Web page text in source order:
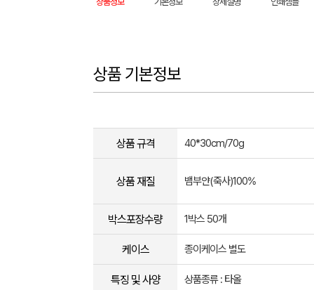
상품 기본정보
상품 규격 40*30cm/70g
상품 재질 뱀부얀(죽사)100%
박스포장수량 1박스 50개
케이스 종이케이스 별도
특징 및 사양 상품종류 : 타올